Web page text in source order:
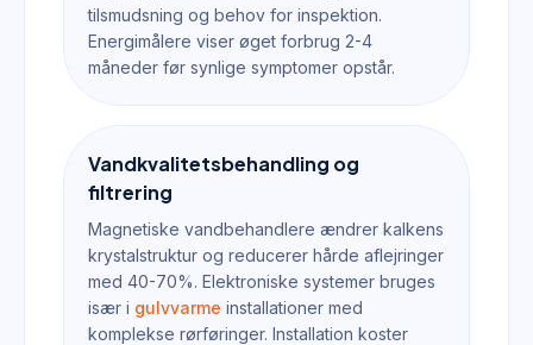
tilsmudsning og behov for inspektion.
Energimålere viser øget forbrug 2-4
måneder før synlige symptomer opstår.
Vandkvalitetsbehandling og
filtrering
Magnetiske vandbehandlere ændrer kalkens
krystalstruktur og reducerer hårde aflejringer
med 40-70%. Elektroniske systemer bruges
især i gulvvarme installationer med
komplekse rørføringer. Installation koster